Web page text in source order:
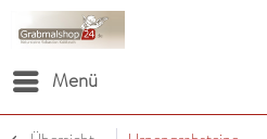
Menü